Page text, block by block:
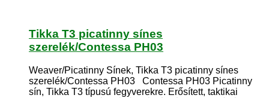
Tikka T3 picatinny sínes
szerelék/Contessa PH03
Weaver/Picatinny Sínek, Tikka T3 picatinny sínes
szerelék/Contessa PH03 Contessa PH03 Picatinny
sín, Tikka T3 típusú fegyverekre. Erősített, taktikai